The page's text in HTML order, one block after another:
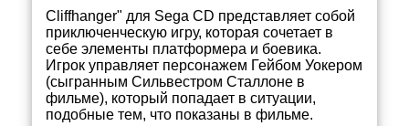
Cliffhanger" для Sega CD представляет собой
приключенческую игру, которая сочетает в
себе элементы платформера и боевика.
Игрок управляет персонажем Гейбом Уокером
(сыгранным Сильвестром Сталлоне в
фильме), который попадает в ситуации,
подобные тем, что показаны в фильме.